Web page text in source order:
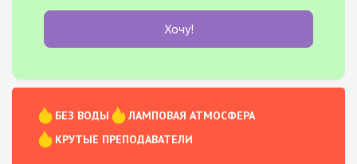
Хочу!
БЕЗ ВОДЫ
ЛАМПОВАЯ АТМОСФЕРА
КРУТЫЕ ПРЕПОДАВАТЕЛИ